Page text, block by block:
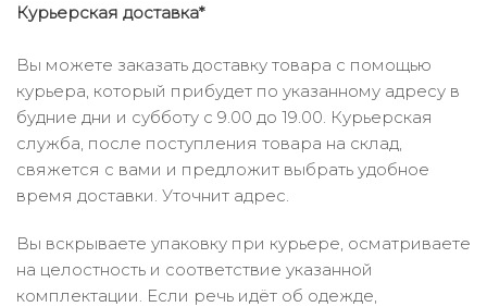
Курьерская доставка*
Вы можете заказать доставку товара с помощью
курьера, который прибудет по указанному адресу в
будние дни и субботу с 9.00 до 19.00. Курьерская
служба, после поступления товара на склад,
свяжется с вами и предложит выбрать удобное
время доставки. Уточнит адрес.
Вы вскрываете упаковку при курьере, осматриваете
на целостность и соответствие указанной
комплектации. Если речь идёт об одежде,